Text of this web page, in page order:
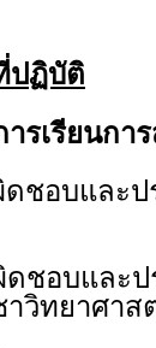
ปฏิบัติ
รเรียนกา
ดชอบและ
ดชอบและ
าวิทยาศา